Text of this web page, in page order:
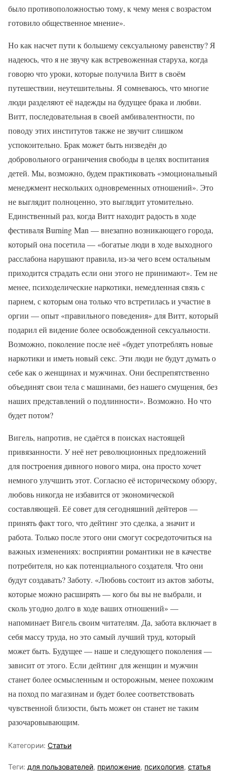
было противоположностью тому, к чему меня с возрастом
готовило общественное мнение».
Но как насчет пути к большему сексуальному равенству? Я
надеюсь, что я не звучу как встревоженная старуха, когда
говорю что уроки, которые получила Витт в своём
путешествии, неутешительны. Я сомневаюсь, что многие
люди разделяют её надежды на будущее брака и любви.
Витт, последовательная в своей амбивалентности, по
поводу этих институтов также не звучит слишком
успокоительно. Брак может быть низведён до
добровольного ограничения свободы в целях воспитания
детей. Мы, возможно, будем практиковать «эмоциональный
менеджмент нескольких одновременных отношений». Это
не выглядит полноценно, это выглядит утомительно.
Единственный раз, когда Витт находит радость в ходе
фестиваля Burning Man — внезапно возникающего города,
который она посетила — «богатые люди в ходе выходного
расслабона нарушают правила, из-за чего всем остальным
приходится страдать если они этого не принимают». Тем не
менее, психоделические наркотики, немедленная связь с
парнем, с которым она только что встретилась и участие в
оргии — опыт «правильного поведения» для Витт, который
подарил ей видение более освобожденной сексуальности.
Возможно, поколение после неё «будет употреблять новые
наркотики и иметь новый секс. Эти люди не будут думать о
себе как о женщинах и мужчинах. Они беспрепятственно
объединят свои тела с машинами, без нашего смущения, без
наших представлений о подлинности». Возможно. Но что
будет потом?
Вигель, напротив, не сдаётся в поисках настоящей
привязанности. У неё нет революционных предложений
для построения дивного нового мира, она просто хочет
немного улучшить этот. Согласно её историческому обзору,
любовь никогда не избавится от экономической
составляющей. Её совет для сегодняшний дейтеров —
принять факт того, что дейтинг это сделка, а значит и
работа. Только после этого они смогут сосредоточиться на
важных изменениях: восприятии романтики не в качестве
потребителя, но как потенциального создателя. Что они
будут создавать? Заботу. «Любовь состоит из актов заботы,
которые можно расширять — кого бы вы не выбрали, и
сколь угодно долго в ходе ваших отношений» —
напоминает Вигель своим читателям. Да, забота включает в
себя массу труда, но это самый лучший труд, который
может быть. Будущее — наше и следующего поколения —
зависит от этого. Если дейтинг для женщин и мужчин
станет более осмысленным и осторожным, менее похожим
на поход по магазинам и будет более соответствовать
чувственной близости, быть может он станет не таким
разочаровывающим.
Категории: Статьи
Теги: для пользователей, приложение, психология, статья